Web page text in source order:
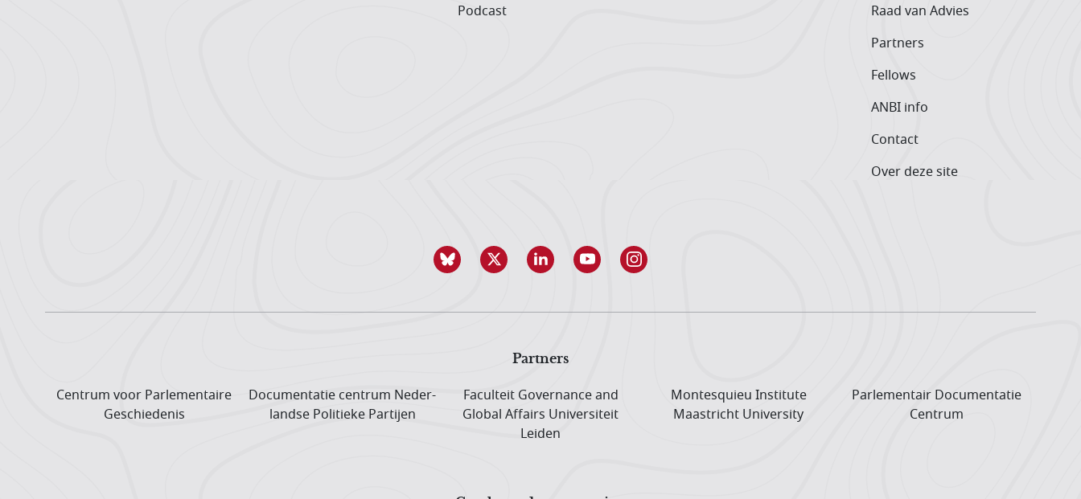
Podcast
Raad van Advies
Partners
Fellows
ANBI info
Contact
Over deze site
Partners
Centrum voor Parlementaire
Geschiedenis
Documentatie centrum Neder­
landse Politieke Partijen
Faculteit Governance and
Global Affairs Universiteit
Leiden
Montesquieu Institute
Maastricht University
Parlementair Documentatie
Centrum